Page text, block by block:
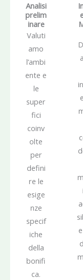
Analisi
prelim
inare
Valuti
amo
l’ambi
ente e
le
super
fici
coinv
olte
per
defini
re le
esige
nze
specif
iche
della
bonifi
ca.